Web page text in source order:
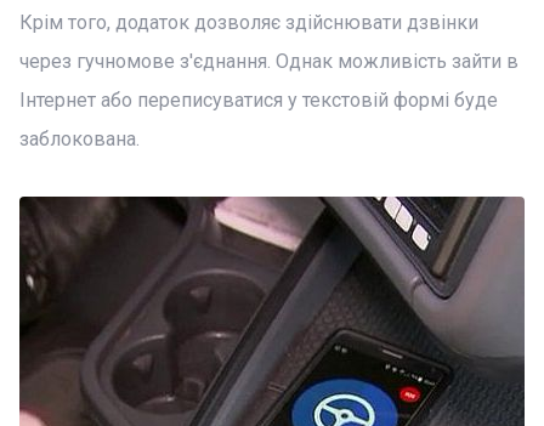
Крім того, додаток дозволяє здійснювати дзвінки
через гучномове з'єднання. Однак можливість зайти в
Інтернет або переписуватися у текстовій формі буде
заблокована.